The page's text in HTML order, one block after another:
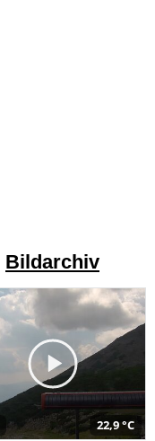
Bildarchiv
22,9 °C